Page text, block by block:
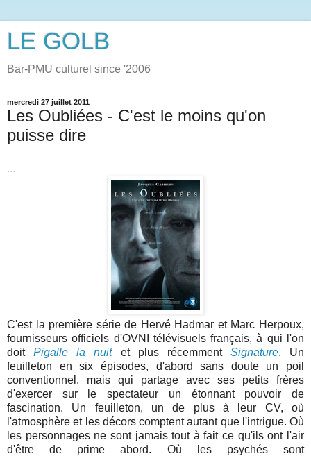
LE GOLB
Bar-PMU culturel since '2006
mercredi 27 juillet 2011
Les Oubliées - C'est le moins qu'on
puisse dire
...
C'est la première série de Hervé Hadmar et Marc Herpoux,
fournisseurs officiels d'OVNI télévisuels français, à qui l'on
doitPigalle la nuitet plus récemment Signature. Un
feuilleton en six épisodes, d'abord sans doute un poil
conventionnel, mais qui partage avec ses petits frères
d'exercer sur le spectateur un étonnant pouvoir de
fascination. Un feuilleton, un de plus à leur CV, où
l'atmosphère et les décors comptent autant que l'intrigue. Où
les personnages ne sont jamais tout à fait ce qu'ils ont l'air
d'être de prime abord. Où les psychés sont